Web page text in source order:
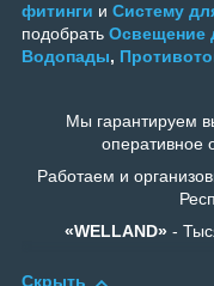
фитинги и Систему
подобрать Освещение
Водопады,
Мы гарантируем
оперативное
Работаем и
«WELLAND»-
Скрыть